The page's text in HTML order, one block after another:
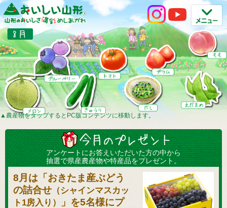
▲ 農産物をタップするとPC版コンテンツに移動します。
アンケートにお答えいただいた方の中から
抽選で県産農産物や特産品をプレゼント。
8月は「おきたま産ぶどう
の詰合せ （シャインマスカッ
ト1房入り）
」を5名様にプ